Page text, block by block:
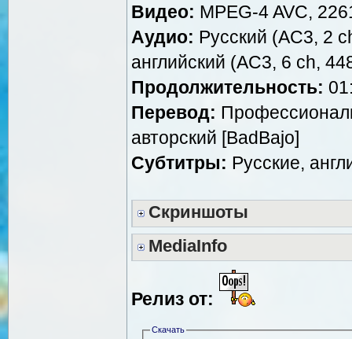
Видео: MPEG-4 AVC,
Аудио: Русский (AC3, 2
английский (AC3, 6 ch,
Продолжительность:
Перевод:
авторский [BadBajo]
Субтитры: Русские,
Скриншоты
MediaInfo
Релиз от:
Скачать